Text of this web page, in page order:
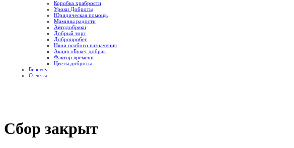
Коробка храбрости
Уроки Доброты
Юридическая помощь
Мамины радости
Автодобряки
Добрый торт
Добропробег
Няни особого назначения
Акция «Букет добра»
Фактор времени
Цветы доброты
Бизнесу
Отчеты
Сбор закрыт